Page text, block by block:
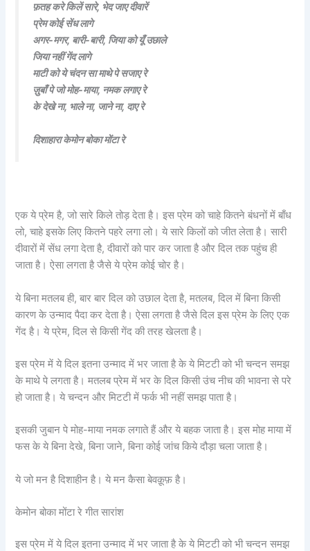
फ़तह करे किलें सारे, भेद जाए दीवारें
प्रेम कोई सेंध लागे
अगर-मगर, बारी-बारी, जिया को यूँ उछाले
जिया नहीं गेंद लागे
माटी को ये चंदन सा माथे पे सजाए रे
ज़ुबाँ पे जो मोह-माया, नमक लगाए रे
के देखे ना, भाले ना, जाने ना, दाए रे
दिशाहारा केमोन बोका मोंटा रे
एक ये प्रेम है, जो सारे किले तोड़ देता है। इस प्रेम को चाहे कितने बंधनों में बाँध
लो, चाहे इसके लिए कितने पहरे लगा लो। ये सारे किलों को जीत लेता है। सारी
दीवारों में सेंध लगा देता है, दीवारों को पार कर जाता है और दिल तक पहुंच ही
जाता है। ऐसा लगता है जैसे ये प्रेम कोई चोर है।
ये बिना मतलब ही, बार बार दिल को उछाल देता है, मतलब, दिल में बिना किसी
कारण के उन्माद पैदा कर देता है। ऐसा लगता है जैसे दिल इस प्रेम के लिए एक
गेंद है। ये प्रेम, दिल से किसी गेंद की तरह खेलता है।
इस प्रेम में ये दिल इतना उन्माद में भर जाता है के ये मिटटी को भी चन्दन समझ
के माथे पे लगता है। मतलब प्रेम में भर के दिल किसी उंच नीच की भावना से परे
हो जाता है। ये चन्दन और मिटटी में फर्क भी नहीं समझ पाता है।
इसकी जुबान पे मोह-माया नमक लगाते हैं और ये बहक जाता है। इस मोह माया में
फस के ये बिना देखे, बिना जाने, बिना कोई जांच किये दौड़ा चला जाता है।
ये जो मन है दिशाहीन है। ये मन कैसा बेवक़ूफ़ है।
केमोन बोका मोंटा रे गीत सारांश
इस प्रेम में ये दिल इतना उन्माद में भर जाता है के ये मिटटी को भी चन्दन समझ